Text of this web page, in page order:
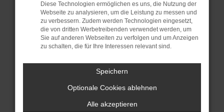
Stelle sicher, dass dein Browser und dein
Betriebssystem auf dem neuesten Stand
sind.
Veraltete Software birgt nicht nur ein
führen, dass bestimmte Funktionen nicht
Wende dich an den Webseitenbetreiber.
Wenn du alle oben genannten Schritte
Diese Technologien ermöglichen es uns, die Nutzung der
Webseite zu analysieren, um die Leistung zu messen und
zu verbessern. Zudem werden Technologien eingesetzt,
die von dritten Werbetreibenden verwendet werden, um
Sie auf anderen Webseiten zu verfolgen und um Anzeigen
zu schalten, die für Ihre Interessen relevant sind.
Speichern
Optionale Cookies ablehnen
Alle akzeptieren